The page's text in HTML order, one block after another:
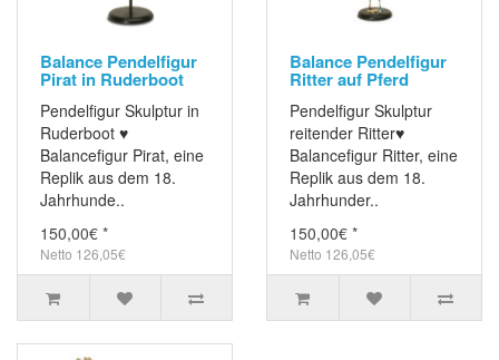
Balance Pendelfigur
Pirat in Ruderboot
Pendelfigur Skulptur in
Ruderboot ♥
Balancefigur Pirat, eine
Replik aus dem 18.
Jahrhunde..
150,00€ *
Netto 126,05€
Balance Pendelfigur
Ritter auf Pferd
Pendelfigur Skulptur
reitender Ritter♥
Balancefigur Ritter, eine
Replik aus dem 18.
Jahrhunder..
150,00€ *
Netto 126,05€